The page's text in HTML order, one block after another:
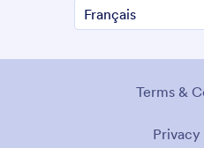
Terms &
Privacy